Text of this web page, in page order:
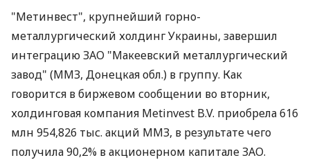
"Метинвест", крупнейший горно-
металлургический холдинг Украины, завершил
интеграцию ЗАО "Макеевский металлургический
завод" (ММЗ, Донецкая обл.) в группу. Как
говорится в биржевом сообщении во вторник,
холдинговая компания Metinvest B.V. приобрела 616
млн 954,826 тыс. акций ММЗ, в результате чего
получила 90,2% в акционерном капитале ЗАО.